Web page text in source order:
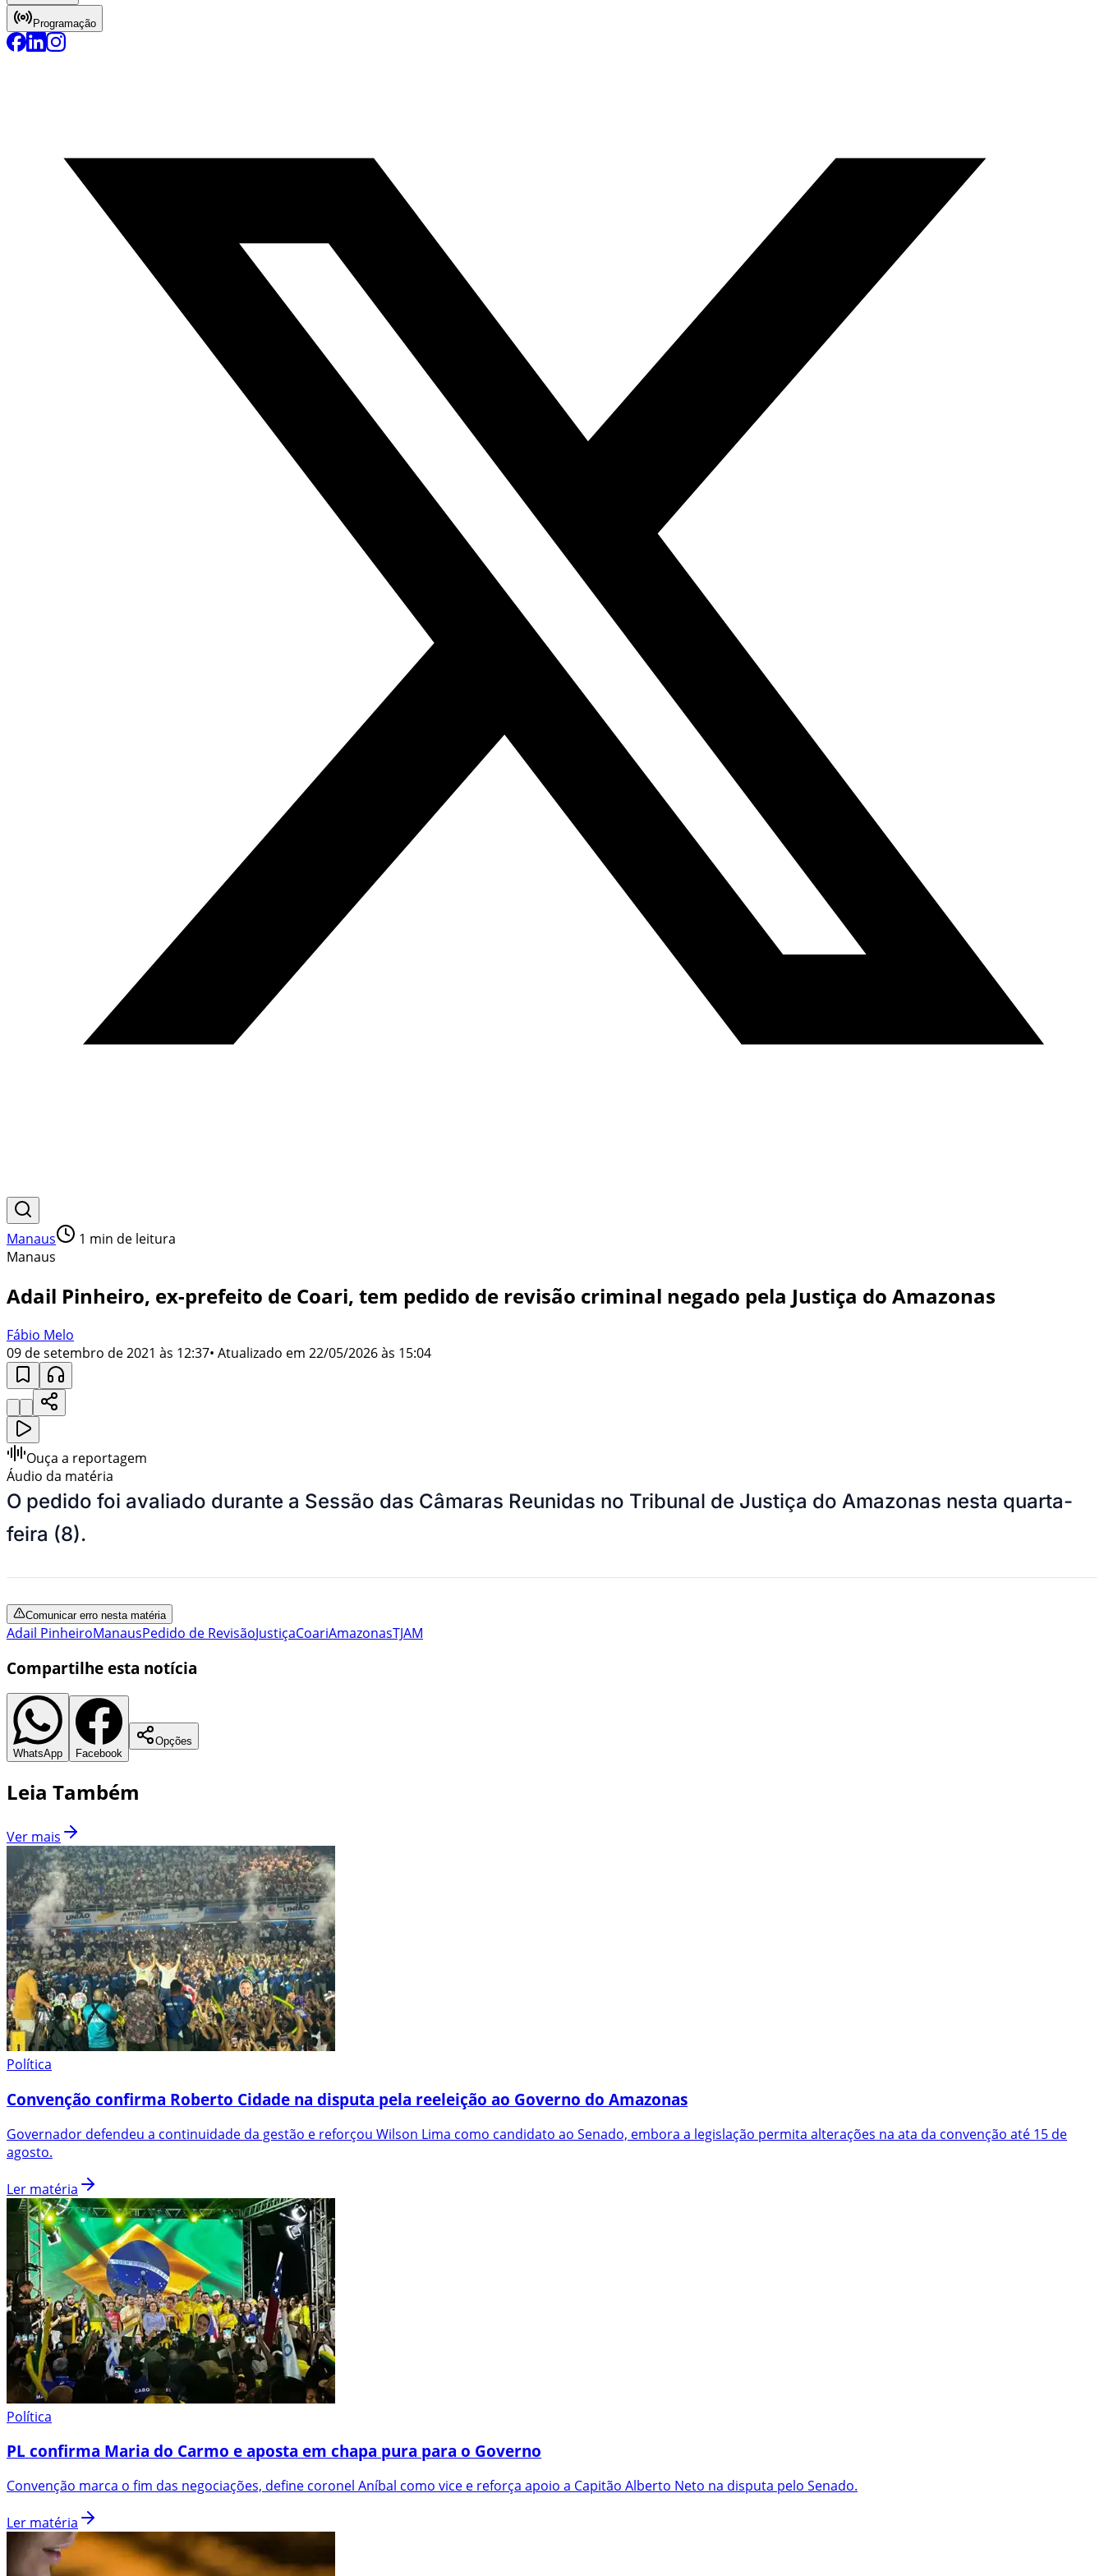
Programação
Manaus 1 min de leitura
Manaus
Adail Pinheiro, ex-prefeito de Coari, tem pedido de revisão criminal negado pela Justiça do Amazonas
Fábio Melo
09 de setembro de 2021 às 12:37• Atualizado em 22/05/2026 às 15:04
Ouça a reportagem
Áudio da matéria
O pedido foi avaliado durante a Sessão das Câmaras Reunidas no Tribunal de Justiça do Amazonas nesta quarta-
feira (8).
Comunicar erro nesta matéria
Adail PinheiroManausPedido de RevisãoJustiçaCoariAmazonasTJAM
Compartilhe esta notícia
WhatsApp Facebook
Opções
Leia Também
Ver mais
Política
Convenção confirma Roberto Cidade na disputa pela reeleição ao Governo do Amazonas
Governador defendeu a continuidade da gestão e reforçou Wilson Lima como candidato ao Senado, embora a legislação permita alterações na ata da convenção até 15 de
agosto.
Ler matéria
Política
PL confirma Maria do Carmo e aposta em chapa pura para o Governo
Convenção marca o fim das negociações, define coronel Aníbal como vice e reforça apoio a Capitão Alberto Neto na disputa pelo Senado.
Ler matéria